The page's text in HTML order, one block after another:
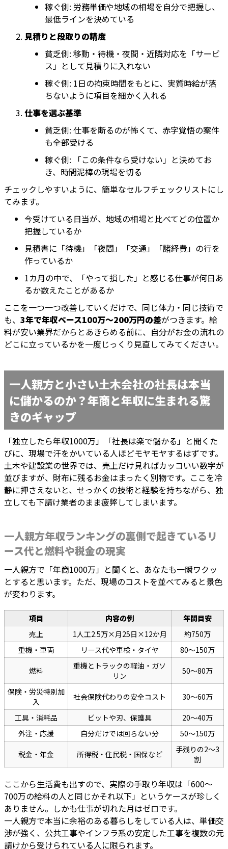
稼ぐ側: 労務単価や地域の相場を自分で把握し、
最低ラインを決めている
見積りと段取りの精度
貧乏側: 移動・待機・夜間・近隣対応を「サービ
ス」として見積りに入れない
稼ぐ側: 1日の拘束時間をもとに、実質時給が落
ちないように項目を細かく入れる
仕事を選ぶ基準
貧乏側: 仕事を断るのが怖くて、赤字覚悟の案件
も全部受ける
稼ぐ側: 「この条件なら受けない」と決めてお
き、時間泥棒の現場を切る
チェックしやすいように、簡単なセルフチェックリストにし
てみます。
今受けている日当が、地域の相場と比べてどの位置か
把握しているか
見積書に「待機」「夜間」「交通」「諸経費」の行を
作っているか
1カ月の中で、「やって損した」と感じる仕事が何日あ
るか数えたことがあるか
ここを一つ一つ改善していくだけで、同じ体力・同じ技術で
も、 3年で年収ベース100万〜200万円の差がつきます。給
料が安い業界だからとあきらめる前に、自分がお金の流れの
どこに立っているかを一度じっくり見直してみてください。
一人親方と小さい土木会社の社長は本当
に儲かるのか？年商と年収に生まれる驚
きのギャップ
「独立したら年収1000万」「社長は楽で儲かる」と聞くた
びに、現場で汗をかいている人ほどモヤモヤするはずです。
土木や建設業の世界では、売上だけ見ればカッコいい数字が
並びますが、財布に残るお金はまったく別物です。ここを冷
静に押さえないと、せっかくの技術と経験を持ちながら、独
立しても下請け業者のまま疲弊してしまいます。
一人親方年収ランキングの裏側で起きているリ
ース代と燃料や税金の現実
一人親方で「年商1000万」と聞くと、あなたも一瞬ワクッ
とすると思います。ただ、現場のコストを並べてみると景色
が変わります。
項目 内容の例
年間目安
売上
1人工2.5万×月25日×12か月
約750万
重機・車両
リース代や車検・タイヤ 80〜150万
燃料
重機とトラックの軽油・ガソ
リン
50〜80万
保険・労災特別加
入
社会保険代わりの安全コスト 30〜60万
工具・消耗品 ビットや刃、保護具
20〜40万
外注・応援
自分だけでは回らない分 50〜150万
税金・年金 所得税・住民税・国保など
手残りの2〜3
割
ここから生活費も出すので、実際の手取り年収は「600〜
700万の給料の人と同じかそれ以下」というケースが珍しく
ありません。しかも仕事が切れた月はゼロです。
一人親方で本当に余裕のある暮らしをしている人は、単価交
渉が強く、公共工事やインフラ系の安定した工事を複数の元
請けから受けられている人に限られます。